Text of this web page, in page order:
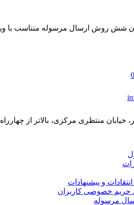
شش روش ارسال مرسوله متناسب
خیابان منتظری مرکزی، بالاتر از
و پیشنهادات
خصوصی کاربران
مرسوله